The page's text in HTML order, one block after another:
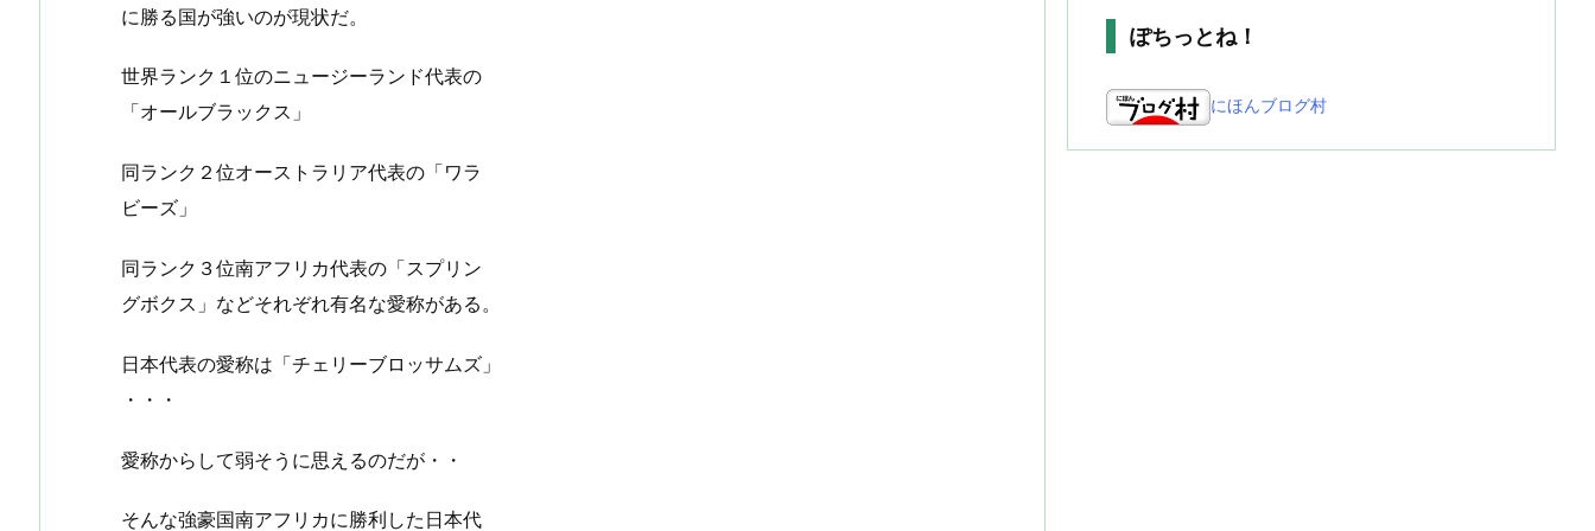
に勝る国が強いのが現状だ。
世界ランク１位のニュージーランド代表の
「オールブラックス」
同ランク２位オーストラリア代表の「ワラ
ビーズ」
同ランク３位南アフリカ代表の「スプリン
グボクス」などそれぞれ有名な愛称がある。
日本代表の愛称は「チェリーブロッサムズ」
・・・
愛称からして弱そうに思えるのだが・・
そんな強豪国南アフリカに勝利した日本代
ぽちっとね！
にほんブログ村